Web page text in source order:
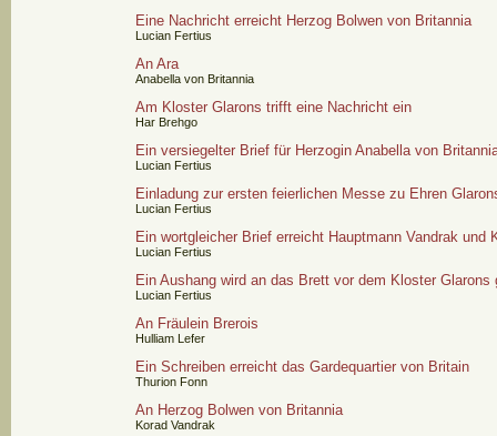
Eine Nachricht erreicht Herzog Bolwen von Britannia
Lucian Fertius
An Ara
Anabella von Britannia
Am Kloster Glarons trifft eine Nachricht ein
Har Brehgo
Ein versiegelter Brief für Herzogin Anabella von
Lucian Fertius
Einladung zur ersten feierlichen Messe zu Ehren
Lucian Fertius
Ein wortgleicher Brief erreicht Hauptmann Vandrak und
Lucian Fertius
Ein Aushang wird an das Brett vor dem Kloster Glarons
Lucian Fertius
An Fräulein Brerois
Hulliam Lefer
Ein Schreiben erreicht das Gardequartier von Britain
Thurion Fonn
An Herzog Bolwen von Britannia
Korad Vandrak